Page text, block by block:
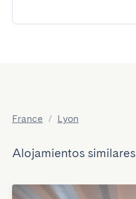
France / Lyon
Alojamientos similares